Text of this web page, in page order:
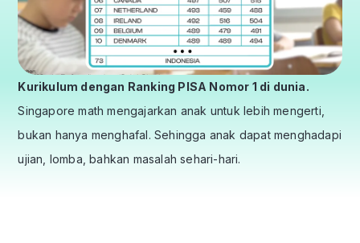
Kurikulum dengan Ranking PISA Nomor 1 di dunia.
Singapore math mengajarkan anak untuk lebih mengerti,
bukan hanya menghafal. Sehingga anak dapat menghadapi
ujian, lomba, bahkan masalah sehari-hari.